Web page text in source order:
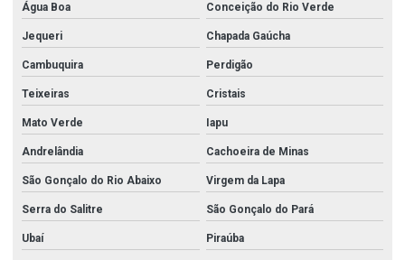
Água Boa Conceição do Rio Verde
Jequeri Chapada Gaúcha
Cambuquira Perdigão
Teixeiras Cristais
Mato Verde Iapu
Andrelândia Cachoeira de Minas
São Gonçalo do Rio Abaixo Virgem da Lapa
Serra do Salitre São Gonçalo do Pará
Ubaí Piraúba